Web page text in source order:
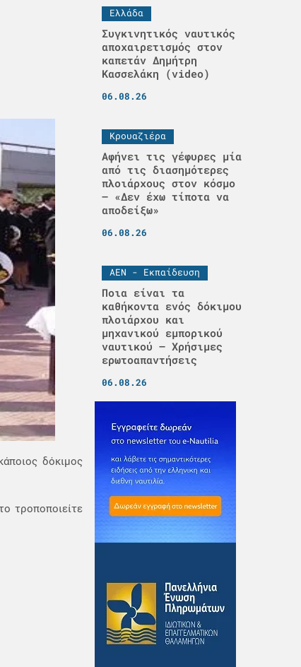
δόκιμος
τροποποιείτε
Ελλάδα
Συγκινητικός ναυτικός
αποχαιρετισμός στον
καπετάν Δημήτρη
Κασσελάκη (video)
06.08.26
Κρουαζιέρα
Αφήνει τις γέφυρες μία
από τις διασημότερες
πλοιάρχους στον κόσμο
– «Δεν έχω τίποτα να
αποδείξω»
06.08.26
ΑΕΝ - Εκπαίδευση
Ποια είναι τα
καθήκοντα ενός δόκιμου
πλοιάρχου και
μηχανικού εμπορικού
ναυτικού – Χρήσιμες
ερωτοαπαντήσεις
06.08.26